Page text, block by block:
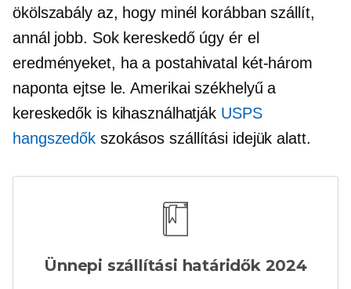
ökölszabály az, hogy minél korábban szállít,
annál jobb. Sok kereskedő úgy ér el
eredményeket, ha a postahivatal két-három
naponta ejtse le.Amerikai székhelyűa
kereskedők is kihasználhatják USPS
hangszedők szokásos szállítási idejük alatt.
Ünnepi szállítási határidők 2024